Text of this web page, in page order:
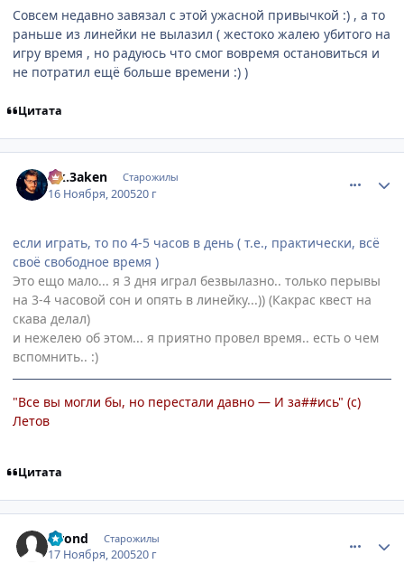
Совсем недавно завязал с этой ужасной привычкой :) , а то
раньше из линейки не вылазил ( жестоко жалею убитого на
игру время , но радуюсь что смог вовремя остановиться и
не потратил ещё больше времени :) )
Цитата
s.k.3aken Старожилы
16 Ноября, 200520 г
если играть, то по 4-5 часов в день ( т.е., практически, всё
своё свободное время )
Это ещо мало... я 3 дня играл безвылазно.. только перывы
на 3-4 часовой сон и опять в линейку...)) (Какрас квест на
скава делал)
и нежелею об этом... я приятно провел время.. есть о чем
вспомнить.. :)
"Все вы могли бы, но перестали давно — И за##ись" (с)
Летов
Цитата
Elrond Старожилы
17 Ноября, 200520 г